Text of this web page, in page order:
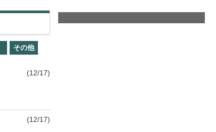
その他
(12/17)
(12/17)